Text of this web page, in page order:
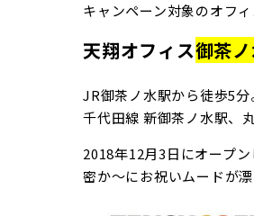
キャンペーン対象のオフ
天翔オフィス御茶
JR御茶ノ水駅から徒歩5分
千代田線 新御茶ノ水駅、
2018年12月3日にオープ
密か～にお祝いムードが